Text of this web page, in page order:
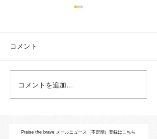
ふぇみん婦人民主新聞
2026年7月15日号 ｜『ト
コメント
コメントを追加…
Praise the brave メールニュース（不定期）登録はこちら